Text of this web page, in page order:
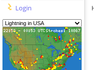
Login